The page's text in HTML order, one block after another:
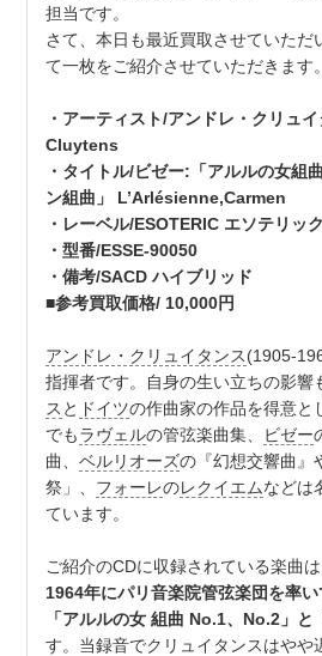
担当です。
さて、本日も最近買取させていただ
て一枚をご紹介させていただきます。
・アーティスト/アンドレ・クリュ
Cluytens
・タイトル/ビゼー:「アルルの女組
ン組曲」 L’Arlésienne,Carmen
・レーベル/ESOTERIC エソテリック
・型番/ESSE-90050
・備考/SACD ハイブリッド
■参考買取価格/ 10,000円
アンドレ・クリュイタンス(1905-
指揮者です。自身の生い立ちの影響
ス と ドイツの作曲家の作品を得意と
でもラヴェルの管弦楽曲集、 ビゼー
曲、ベルリオーズの『幻想交響曲』
祭」、 フォーレのレクイエムなどは
ています。
ご紹介のCDに収録されている楽曲は
1964年にパリ音楽院管弦楽団を率
「アルルの女 組曲 No.1、No.2」と
す。当録音でクリュイタンスはやや